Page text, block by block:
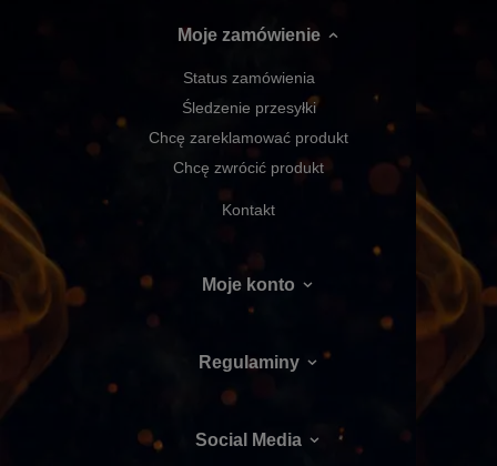
Moje zamówienie
Status zamówienia
Śledzenie przesyłki
Chcę zareklamować produkt
Chcę zwrócić produkt
Kontakt
Moje konto
Regulaminy
Social Media